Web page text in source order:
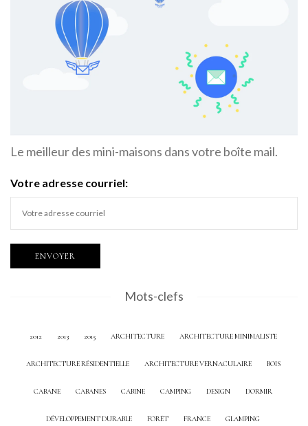
Le meilleur des mini-maisons dans votre boîte mail.
Votre adresse courriel:
Mots-clefs
2012 2013 2015 ARCHITECTURE ARCHITECTURE MINIMALISTE
ARCHITECTURE RÉSIDENTIELLE ARCHITECTURE VERNACULAIRE BOIS
CABANE CABANES CABINE CAMPING DESIGN DORMIR
DÉVELOPPEMENT DURABLE FORÊT FRANCE GLAMPING